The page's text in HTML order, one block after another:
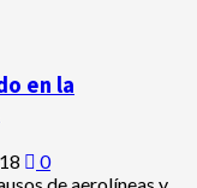
en la
0